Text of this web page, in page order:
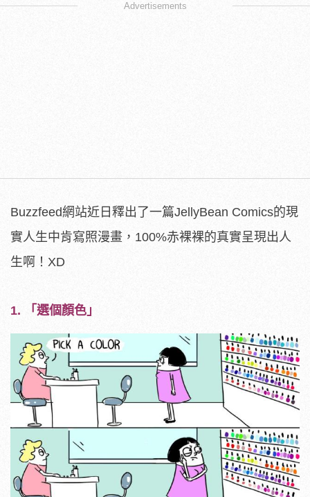
Advertisements
Buzzfeed網站近日釋出了一篇JellyBean Comics的現
實人生中肯寫照漫畫，100%赤裸裸的真實呈現出人
生啊！XD
1. 「選個顏色」